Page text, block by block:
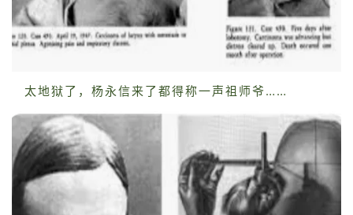
太地狱了，杨永信来了都得称一声祖师爷……